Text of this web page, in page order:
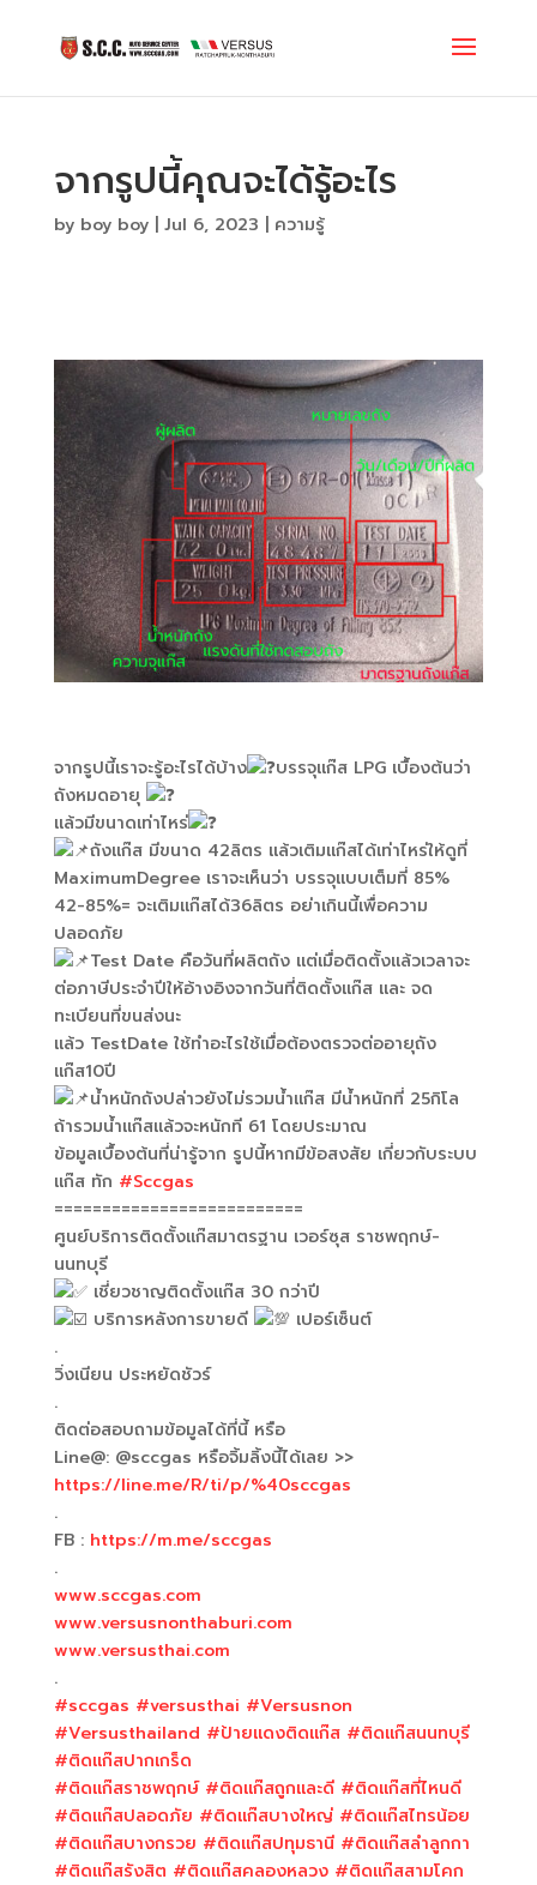
จากรูปนี้คุณจะได้รู้อะไร
by boy boy| Jul 6, 2023 ความรู้
จากรูปนี้เราจะรู้อะไรได้บ้าง
บรรจุแก๊ส LPG เบื้องต้นว่า
ถังหมดอายุ
แล้วมีขนาดเท่าไหร่
ถังแก๊ส มีขนาด 42ลิตร แล้วเติมแก๊สได้เท่าไหร่ให้ดูที่
MaximumDegree เราจะเห็นว่า บรรจุแบบเต็มที่ 85%
42-85%= จะเติมแก๊สได้36ลิตร อย่าเกินนี้เพื่อความ
ปลอดภัย
Test Date คือวันที่ผลิตถัง แต่เมื่อติดตั้งแล้วเวลาจะ
ต่อภาษีประจำปีให้อ้างอิงจากวันที่ติดตั้งแก๊ส และ จด
ทะเบียนที่ขนส่งนะ
แล้ว TestDate ใช้ทำอะไรใช้เมื่อต้องตรวจต่ออายุถัง
แก๊ส10ปี
น้ำหนักถังปล่าวยังไม่รวมน้ำแก๊ส มีน้ำหนักที่ 25กิโล
ถ้ารวมน้ำแก๊สแล้วจะหนักที 61 โดยประมาณ
ข้อมูลเบื้องต้นที่น่ารู้จาก รูปนี้หากมีข้อสงสัย เกี่ยวกับระบบ
แก๊ส ทัก #Sccgas
==========================
ศูนย์บริการติดตั้งแก๊สมาตรฐาน เวอร์ซุส ราชพฤกษ์-
นนทบุรี
เชี่ยวชาญติดตั้งแก๊ส 30 กว่าปี
บริการหลังการขายดี
เปอร์เซ็นต์
.
วิ่งเนียน ประหยัดชัวร์
.
ติดต่อสอบถามข้อมูลได้ที่นี้ หรือ
Line@: @sccgas หรือจิ้มลิ้งนี้ได้เลย >>
https://line.me/R/ti/p/%40sccgas
.
FB : https://m.me/sccgas
.
www.sccgas.com
www.versusnonthaburi.com
www.versusthai.com
.
#sccgas #versusthai #Versusnon
#Versusthailand #ป้ายแดงติดแก๊ส #ติดแก๊สนนทบุรี
#ติดแก๊สปากเกร็ด
#ติดแก๊สราชพฤกษ์ #ติดแก๊สถูกและดี #ติดแก๊สที่ไหนดี
#ติดแก๊สปลอดภัย #ติดแก๊สบางใหญ่ #ติดแก๊สไทรน้อย
#ติดแก๊สบางกรวย #ติดแก๊สปทุมธานี #ติดแก๊สลำลูกกา
#ติดแก๊สรังสิต #ติดแก๊สคลองหลวง #ติดแก๊สสามโคก